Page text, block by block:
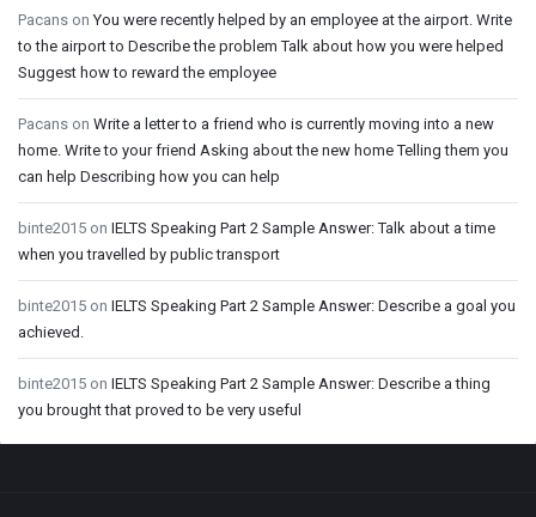
Pacans onYou were recently helped by an employee at the airport. Write
to the airport to Describe the problem Talk about how you were helped
Suggest how to reward the employee
Pacans on Write a letter to a friend who is currently moving into a new
home. Write to your friend Asking about the new home Telling them you
can help Describing how you can help
binte2015 on IELTS Speaking Part 2 Sample Answer: Talk about a time
when you travelled by public transport
binte2015 on IELTS Speaking Part 2 Sample Answer: Describe a goal you
achieved.
binte2015 on IELTS Speaking Part 2 Sample Answer: Describe a thing
you brought that proved to be very useful